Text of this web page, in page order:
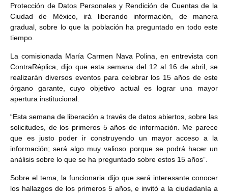
Protección de Datos Personales y Rendición de Cuentas de la
Ciudad de México, irá liberando información, de manera
gradual, sobre lo que la población ha preguntado en todo este
tiempo.
La comisionada María Carmen Nava Polina, en entrevista con
ContraRéplica, dijo que esta semana del 12 al 16 de abril, se
realizarán diversos eventos para celebrar los 15 años de este
órgano garante, cuyo objetivo actual es lograr una mayor
apertura institucional.
“Esta semana de liberación a través de datos abiertos, sobre las
solicitudes, de los primeros 5 años de información. Me parece
que es justo poder ir construyendo un mayor acceso a la
información; será algo muy valioso porque se podrá hacer un
análisis sobre lo que se ha preguntado sobre estos 15 años”.
Sobre el tema, la funcionaria dijo que será interesante conocer
los hallazgos de los primeros 5 años, e invitó a la ciudadanía a